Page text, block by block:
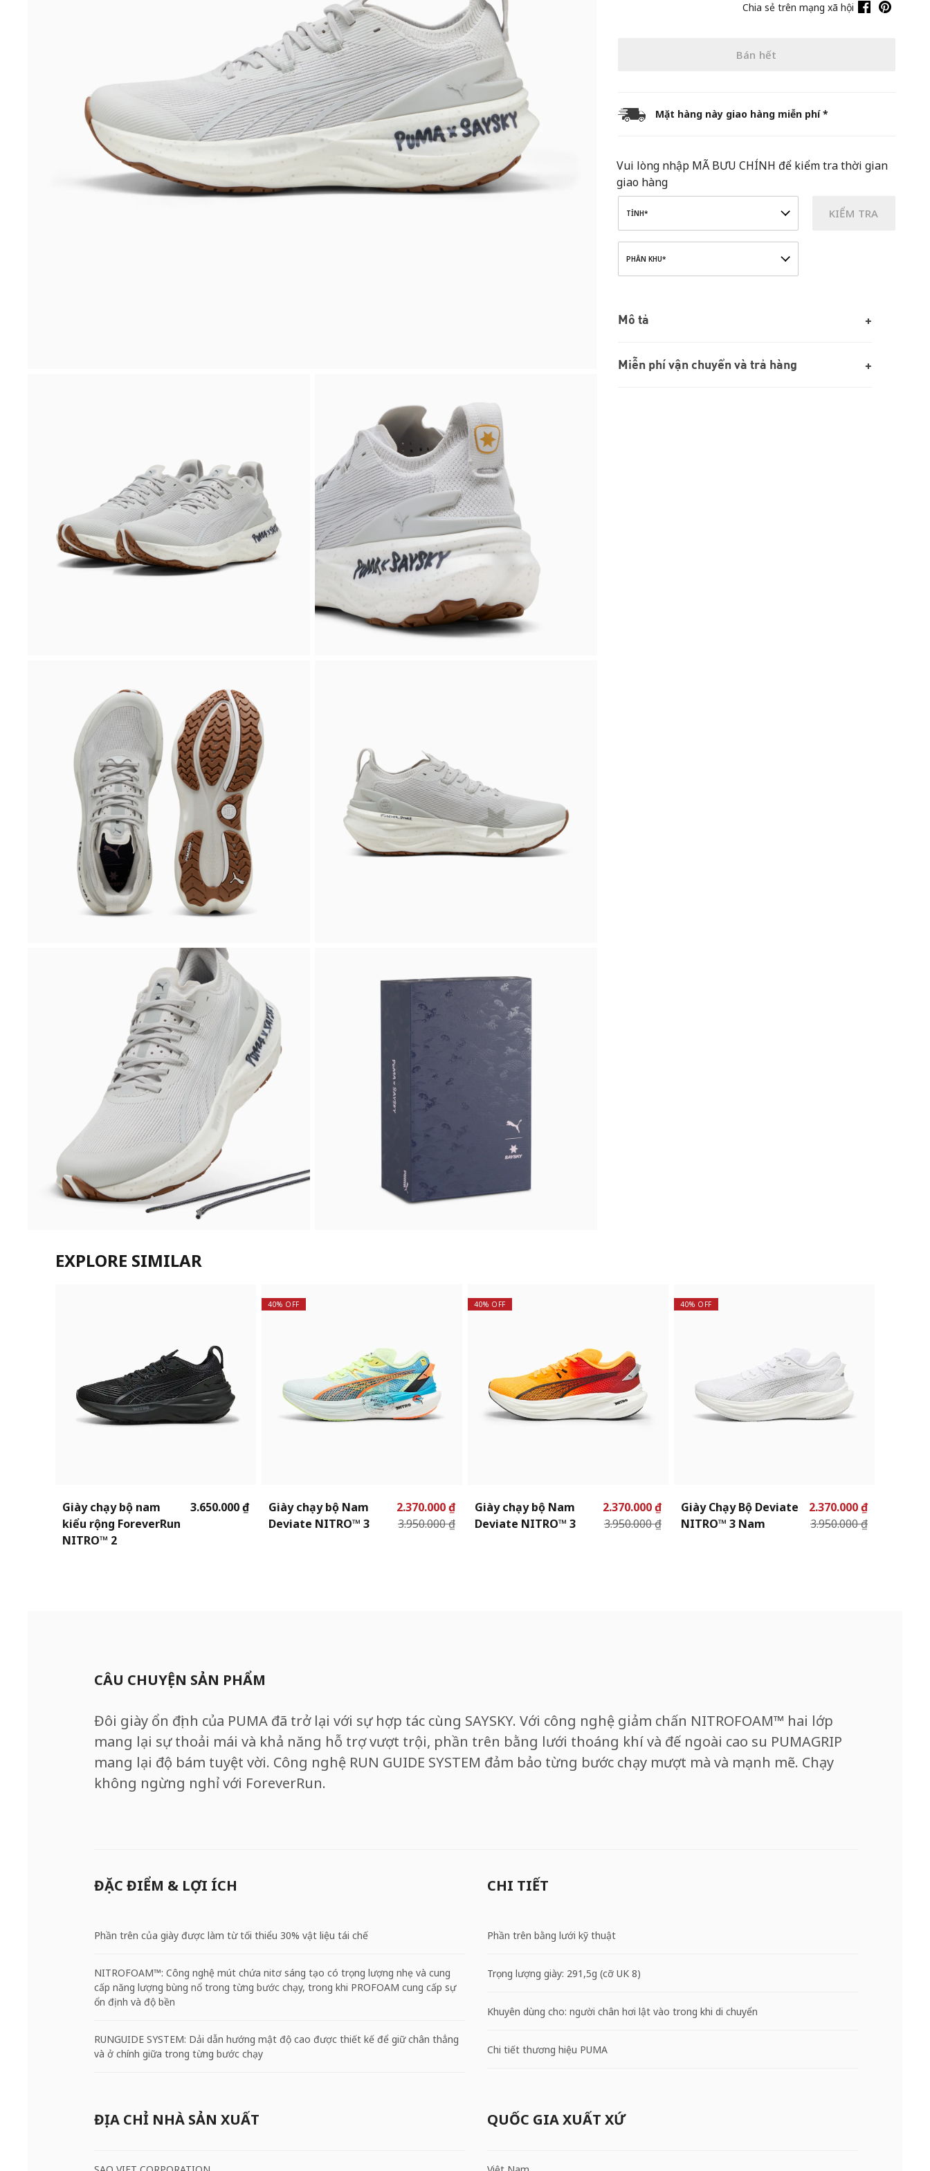
Chia sẻ trên mạng xã hội
Bán hết
Mặt hàng này giao hàng miễn phí *
Vui lòng nhập MÃ BƯU CHÍNH để kiểm tra thời gian
giao hàng
TỈNH*
PHÂN KHU*
KIỂM TRA
Mô tả
Miễn phí vận chuyển và trả hàng
EXPLORE SIMILAR
Giày chạy bộ nam
kiểu rộng ForeverRun
NITRO™ 2
3.650.000 ₫
40% OFF
Giày chạy bộ Nam
Deviate NITRO™ 3
2.370.000 ₫
3.950.000 ₫
40% OFF
Giày chạy bộ Nam
Deviate NITRO™ 3
2.370.000 ₫
3.950.000 ₫
40% OFF
Giày Chạy Bộ Deviate
NITRO™ 3 Nam
2.370.000 ₫
3.950.000 ₫
CÂU CHUYỆN SẢN PHẨM
Đôi giày ổn định của PUMA đã trở lại với sự hợp tác cùng SAYSKY. Với công nghệ giảm chấn NITROFOAM™ hai lớp
mang lại sự thoải mái và khả năng hỗ trợ vượt trội, phần trên bằng lưới thoáng khí và đế ngoài cao su PUMAGRIP
mang lại độ bám tuyệt vời. Công nghệ RUN GUIDE SYSTEM đảm bảo từng bước chạy mượt mà và mạnh mẽ. Chạy
không ngừng nghỉ với ForeverRun.
ĐẶC ĐIỂM & LỢI ÍCH
Phần trên của giày được làm từ tối thiểu 30% vật liệu tái chế
NITROFOAM™: Công nghệ mút chứa nitơ sáng tạo có trọng lượng nhẹ và cung
cấp năng lượng bùng nổ trong từng bước chạy, trong khi PROFOAM cung cấp sự
ổn định và độ bền
RUNGUIDE SYSTEM: Dải dẫn hướng mật độ cao được thiết kế để giữ chân thẳng
và ở chính giữa trong từng bước chạy
CHI TIẾT
Phần trên bằng lưới kỹ thuật
Trọng lượng giày: 291,5g (cỡ UK 8)
Khuyên dùng cho: người chân hơi lật vào trong khi di chuyển
Chi tiết thương hiệu PUMA
ĐỊA CHỈ NHÀ SẢN XUẤT QUỐC GIA XUẤT XỨ